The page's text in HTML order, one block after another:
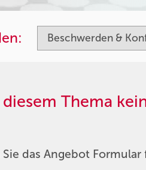
Thema
das Angebot